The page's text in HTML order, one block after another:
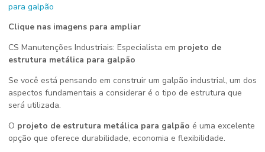
Clique nas imagens para ampliar
CS Manutenções Industriais: Especialista em projeto de
estrutura metálica para galpão
Se você está pensando em construir um galpão industrial, um dos
aspectos fundamentais a considerar é o tipo de estrutura que
será utilizada.
O projeto de estrutura metálica para galpão é uma excelente
opção que oferece durabilidade, economia e flexibilidade.